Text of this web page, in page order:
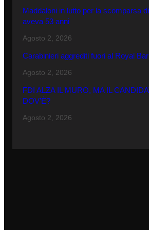
Maddaloni in lutto per la scomparsa
aveva 53 anni
Agosto 2, 2026
Carabinieri aggrediti fuori al Royal Bar
Agosto 2, 2026
FDI ALZA IL MURO, MA IL
DOV’È?
Agosto 2, 2026